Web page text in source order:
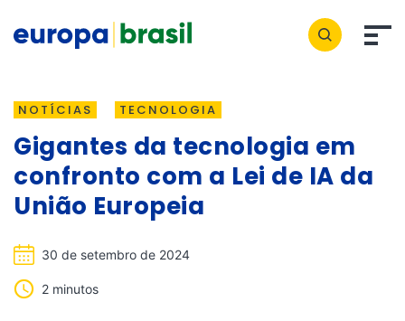
NOTÍCIAS TECNOLOGIA
Gigantes da tecnologia em
confronto com a Lei de IA da
União Europeia
30 de setembro de 2024
2 minutos